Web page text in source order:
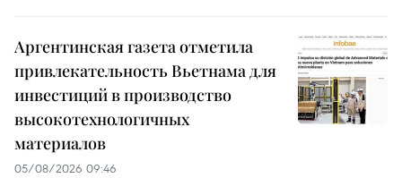
Аргентинская газета отметила
привлекательность Вьетнама для
инвестиций в производство
высокотехнологичных
материалов
05/08/2026 09:46